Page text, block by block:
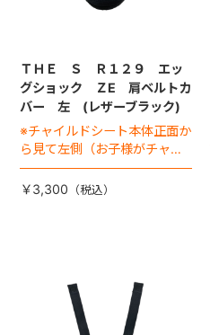
ＴＨＥ Ｓ Ｒ１２９ エッ
グショック ＺE 肩ベルトカ
バー 左 (レザーブラック)
※チャイルドシート本体正面か
ら見て左側（お子様がチャイ
ルドシートに座った状態で右
手側となります）
￥3,300